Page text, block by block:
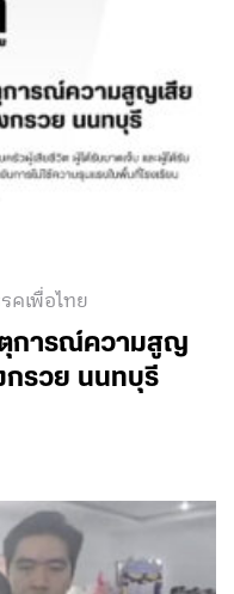
คเพื่อไทย
ตุการณ์ความสูญ
กรวย นนทบุรี